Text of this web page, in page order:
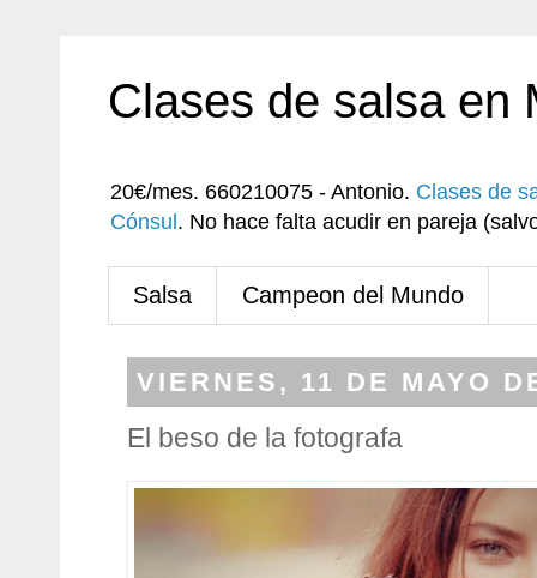
Clases de salsa en
20€/mes. 660210075 - Antonio. Clases de
Cónsul . No hace falta acudir en pareja
Salsa Campeon del Mundo
VIERNES, 11 DE MAYO
El beso de la fotografa